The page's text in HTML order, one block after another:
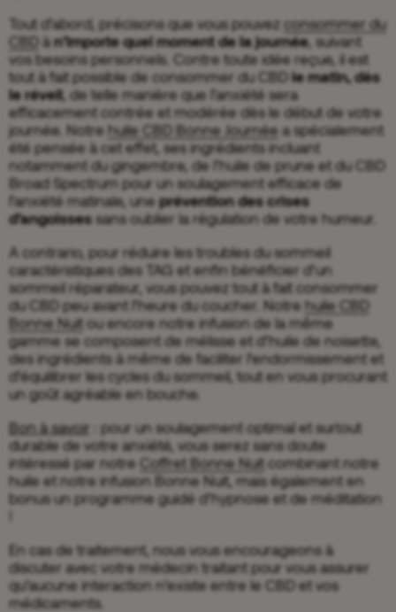
Tout d’abord, précisons que vous pouvez consommer du
CBD àn’importe quel moment de la journée, suivant
vos besoins personnels. Contre toute idée reçue, il est
tout à fait possible de consommer du CBD le matin, dès
le réveil, de telle manière que l’anxiété sera
efficacement contrée et modérée dès le début de votre
journée. Notre huile CBD Bonne Journée a spécialement
été pensée à cet effet, ses ingrédients incluant
notamment du gingembre, de l’huile de prune et du CBD
Broad Spectrum pour un soulagement efficace de
l’anxiété matinale, uneprévention des crises
d’angoissessans oublier la régulation de votre humeur.
A contrario, pour réduire les troubles du sommeil
caractéristiques des TAG et enfin bénéficier d’un
sommeil réparateur, vous pouvez tout à fait consommer
du CBD peu avant l’heure du coucher. Notre huile CBD
Bonne Nuit ou encore notre infusion de la même
gamme se composent de mélisse et d’huile de noisette,
des ingrédients à même de faciliter l’endormissement et
d’équilibrer les cycles du sommeil, tout en vous procurant
un goût agréable en bouche.
Bon à savoir : pour un soulagement optimal et surtout
durable de votre anxiété, vous serez sans doute
intéressé par notre Coffret Bonne Nuit combinant notre
huile et notre infusion Bonne Nuit, maiségalement en
bonus un programme guidé d’hypnose et de méditation
En cas de traitement, nous vous encourageons à
discuter avec votre médecin traitant pour vous assurer
qu’aucune interaction n’existe entre le CBD et vos
médicaments.